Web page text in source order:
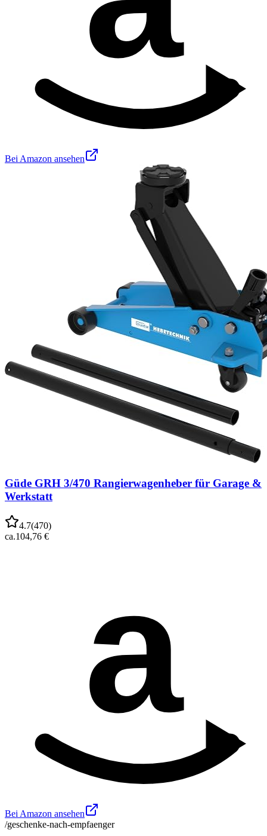
Bei Amazon ansehen
Güde GRH 3/470 Rangierwagenheber für Garage &
Werkstatt
4.7(470)
ca.104,76 €
a
Bei Amazon ansehen
/geschenke-nach-empfaenger